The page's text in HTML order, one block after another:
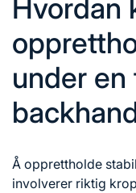
Hvordan
under
Å opprettholde
involverer riktig